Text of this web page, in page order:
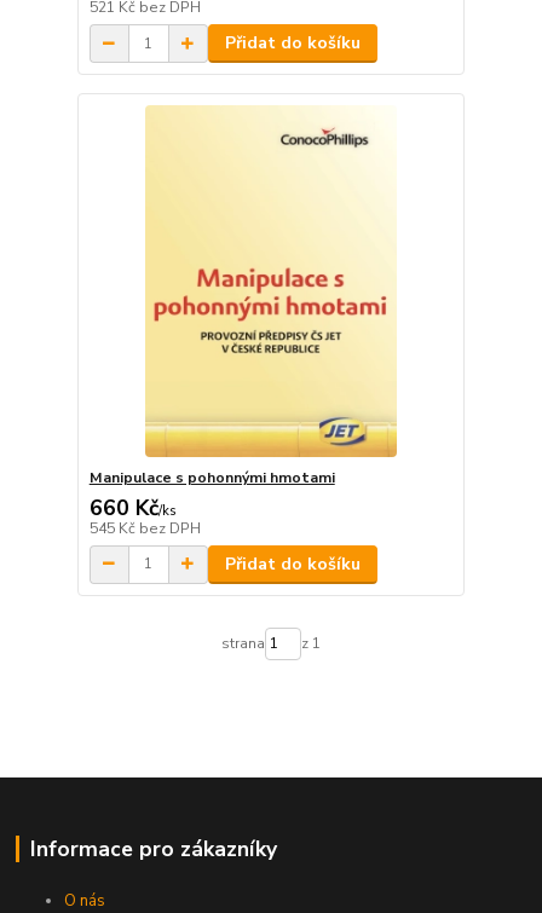
521 Kč bez DPH
Přidat do košíku
Manipulace s pohonnými hmotami
660 Kč/ks
545 Kč bez DPH
Přidat do košíku
strana z 1
Informace pro zákazníky
O nás